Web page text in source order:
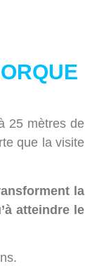
25 mètres de
que la visite
la
atteindre le